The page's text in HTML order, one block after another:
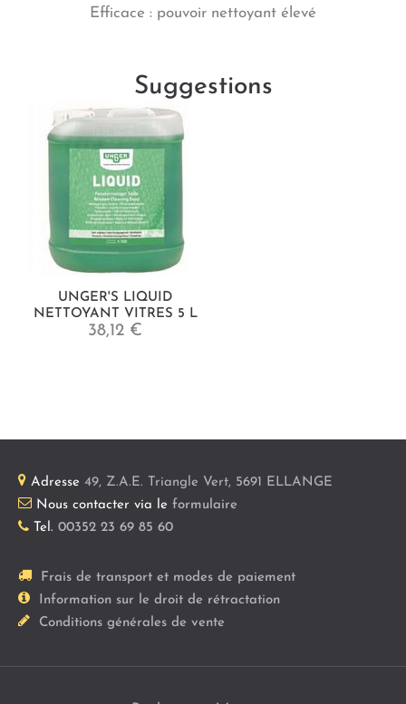
Efficace : pouvoir nettoyant élevé
Suggestions
UNGER'S LIQUID
NETTOYANT VITRES 5 L
38,12 €
Adresse 49, Z.A.E. Triangle Vert, 5691
ELLANGE
Nous contacter via le formulaire
Tel. 00352 23 69 85 60
Frais de transport et modes de paiement
Information sur le droit de rétractation
Conditions générales de vente